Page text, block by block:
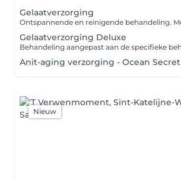
Gelaatverzorging
Gelaatverzorging Deluxe
Anit-aging verzorging - Ocean Secret
Nieuw